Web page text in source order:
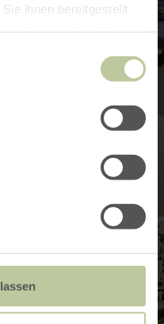
ihnen bereitgestellt